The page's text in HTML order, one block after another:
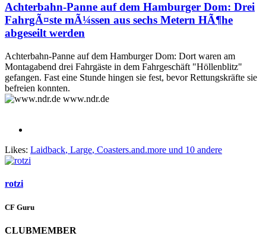
Achterbahn-Panne auf dem Hamburger Dom: Drei
FahrgÃ¤ste mÃ¼ssen aus sechs Metern HÃ¶he
abgeseilt werden
Achterbahn-Panne auf dem Hamburger Dom: Dort waren am
Montagabend drei Fahrgäste in dem Fahrgeschäft "Höllenblitz"
gefangen. Fast eine Stunde hingen sie fest, bevor Rettungskräfte sie
befreien konnten.
www.ndr.de
Likes: Laidback, Large, Coasters.and.more und 10 andere
rotzi
CF Guru
CLUBMEMBER